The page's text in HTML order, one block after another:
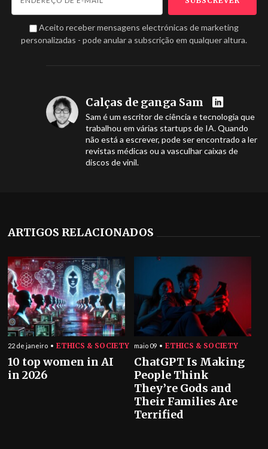
Aceito receber mensagens electrónicas de marketing
personalizadas - pode anular a subscrição em qualquer altura.
Calças de ganga Sam
Sam é um escritor de ciência e tecnologia que
trabalhou em várias startups de IA. Quando
não está a escrever, pode ser encontrado a ler
revistas médicas ou a vasculhar caixas de
discos de vinil.
ARTIGOS RELACIONADOS
22 de janeiro ETHICS & SOCIETY
10 top women in AI
in 2026
maio 09 ETHICS & SOCIETY
ChatGPT Is Making
People Think
They’re Gods and
Their Families Are
Terrified